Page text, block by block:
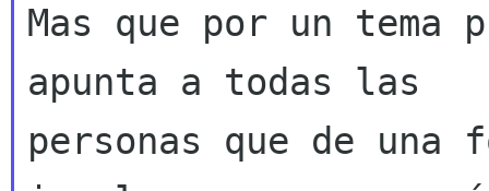
Mas que por un tema
apunta a todas las
personas que de